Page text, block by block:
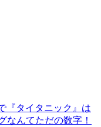
『タイタニック』は
なんてただの数字！